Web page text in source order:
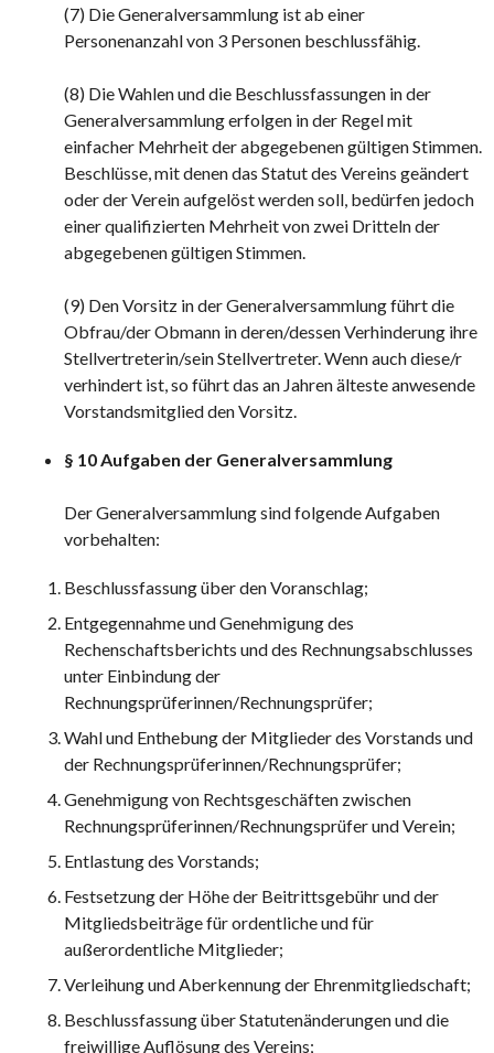
(7) Die Generalversammlung ist ab einer
Personenanzahl von 3 Personen beschlussfähig.
(8) Die Wahlen und die Beschlussfassungen in der
Generalversammlung erfolgen in der Regel mit
einfacher Mehrheit der abgegebenen gültigen Stimmen.
Beschlüsse, mit denen das Statut des Vereins geändert
oder der Verein aufgelöst werden soll, bedürfen jedoch
einer qualifizierten Mehrheit von zwei Dritteln der
abgegebenen gültigen Stimmen.
(9) Den Vorsitz in der Generalversammlung führt die
Obfrau/der Obmann in deren/dessen Verhinderung ihre
Stellvertreterin/sein Stellvertreter. Wenn auch diese/r
verhindert ist, so führt das an Jahren älteste anwesende
Vorstandsmitglied den Vorsitz.
§ 10 Aufgaben der Generalversammlung
Der Generalversammlung sind folgende Aufgaben
vorbehalten:
Beschlussfassung über den Voranschlag;
Entgegennahme und Genehmigung des
Rechenschaftsberichts und des Rechnungsabschlusses
unter Einbindung der
Rechnungsprüferinnen/Rechnungsprüfer;
Wahl und Enthebung der Mitglieder des Vorstands und
der Rechnungsprüferinnen/Rechnungsprüfer;
Genehmigung von Rechtsgeschäften zwischen
Rechnungsprüferinnen/Rechnungsprüfer und Verein;
Entlastung des Vorstands;
Festsetzung der Höhe der Beitrittsgebühr und der
Mitgliedsbeiträge für ordentliche und für
außerordentliche Mitglieder;
Verleihung und Aberkennung der Ehrenmitgliedschaft;
Beschlussfassung über Statutenänderungen und die
freiwillige Auflösung des Vereins;